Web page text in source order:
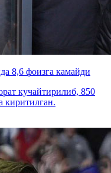
8,6 фоизга камайди
кучайтирилиб, 850
киритилган.